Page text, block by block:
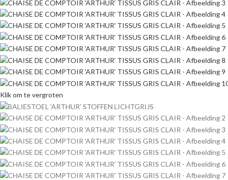
Klik om te vergroten